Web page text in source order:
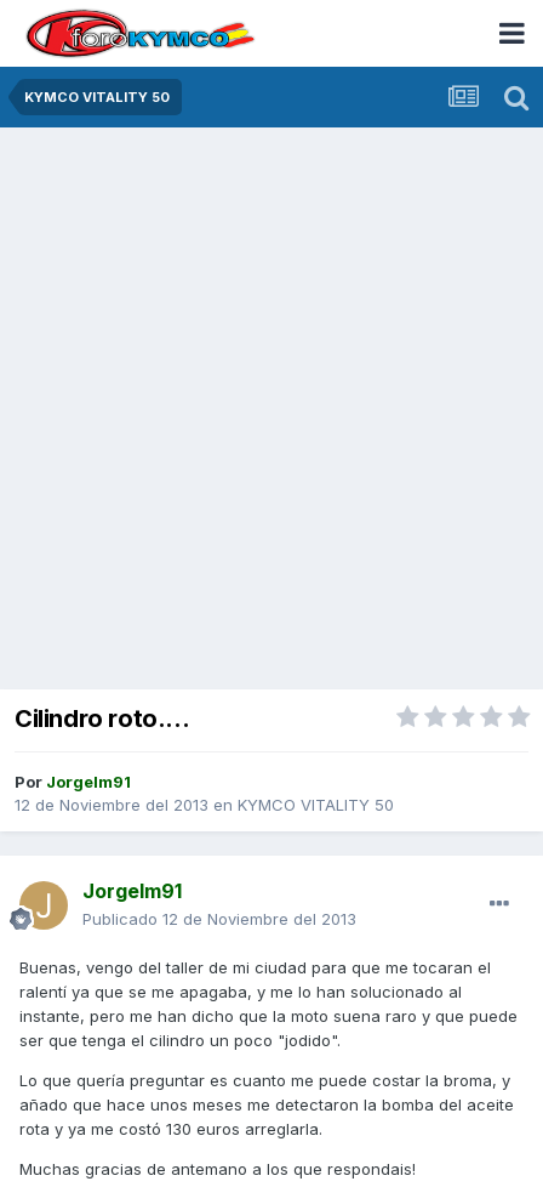
KYMCO VITALITY 50
Cilindro roto....
Por Jorgelm91
12 de Noviembre del 2013 en KYMCO VITALITY 50
Jorgelm91
Publicado 12 de Noviembre del 2013
Buenas, vengo del taller de mi ciudad para que me tocaran el
ralentí ya que se me apagaba, y me lo han solucionado al
instante, pero me han dicho que la moto suena raro y que puede
ser que tenga el cilindro un poco "jodido".
Lo que quería preguntar es cuanto me puede costar la broma, y
añado que hace unos meses me detectaron la bomba del aceite
rota y ya me costó 130 euros arreglarla.
Muchas gracias de antemano a los que respondais!